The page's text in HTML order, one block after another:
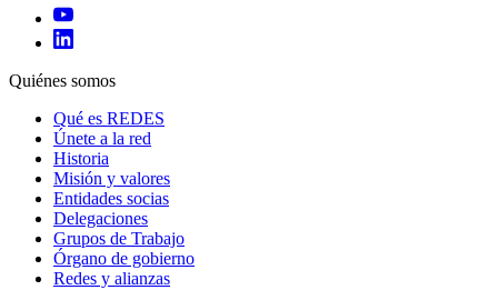
Quiénes somos
Qué es REDES
Únete a la red
Historia
Misión y valores
Entidades socias
Delegaciones
Grupos de Trabajo
Órgano de gobierno
Redes y alianzas